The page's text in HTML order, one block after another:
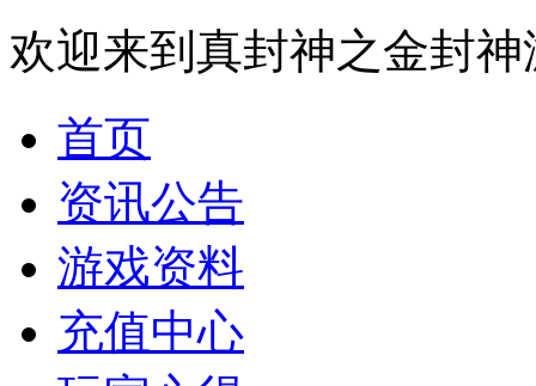
欢迎来到真封神之金封
首页
资讯公告
游戏资料
充值中心